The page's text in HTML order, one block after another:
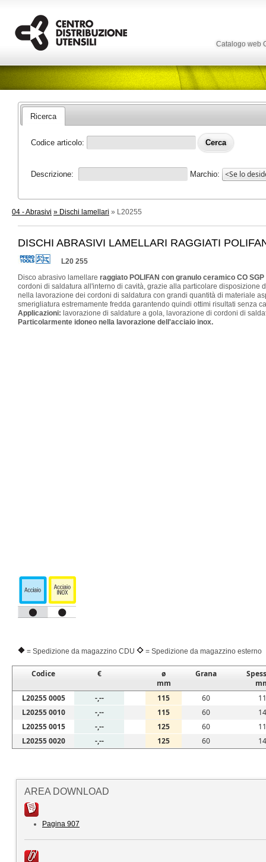
Catalogo web
Ricerca
Codice articolo:
Descrizione: Marchio:
04 - Abrasivi » Dischi lamellari » L20255
DISCHI ABRASIVI LAMELLARI RAGGIATI
L20 255
Disco abrasivo lamellare raggiato POLIFAN con granulo ceramico CO SGP
cordoni di saldatura all'interno di cavità, grazie alla particolare disposizione
nella lavorazione dei cordoni di saldatura con grandi quantità di materiale
smerigliatura estremamente fredda garantendo quindi ottimi risultati senza
Applicazioni: lavorazione di saldature a gola, lavorazione di cordoni di
Particolarmente idoneo nella lavorazione dell'acciaio inox.
= Spedizione da magazzino CDU = Spedizione da magazzino esterno
Codice €
ø
mm
Grana
L20255 0005
-,-- 115 60
11
L20255 0010
-,-- 115 60
14
L20255 0015
-,-- 125 60
11
L20255 0020
-,-- 125 60 14
AREA DOWNLOAD
Pagina 907